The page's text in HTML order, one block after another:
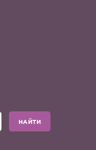
НАЙТИ